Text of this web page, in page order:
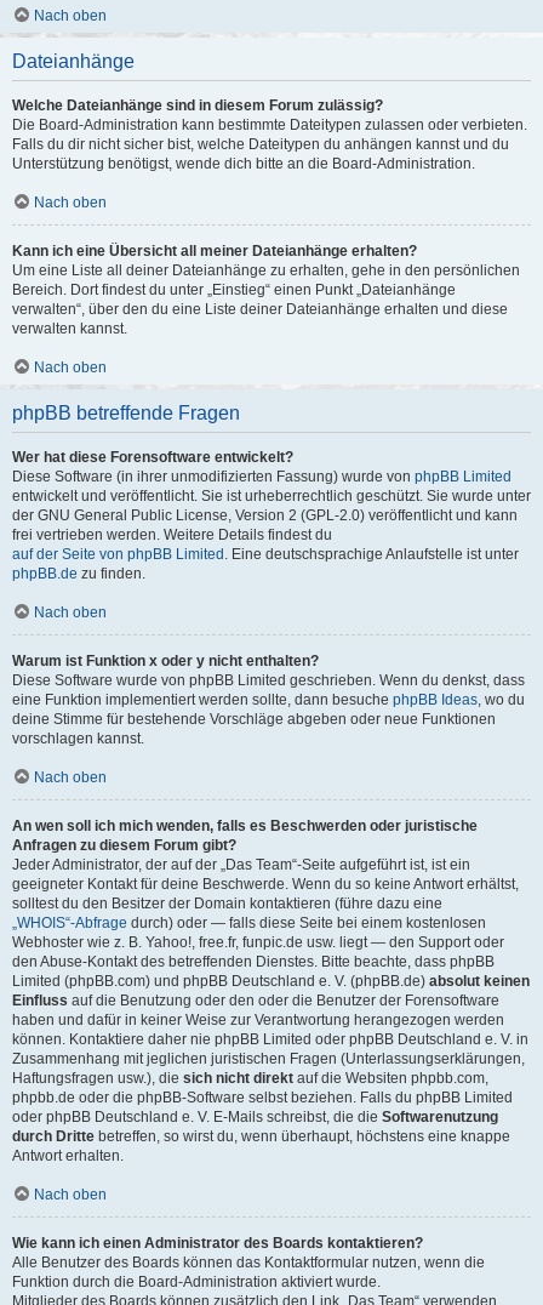
Nach oben
Dateianhänge
Welche Dateianhänge sind in diesem Forum zulässig?
Die Board-Administration kann bestimmte Dateitypen zulassen oder verbieten.
Falls du dir nicht sicher bist, welche Dateitypen du anhängen kannst und du
Unterstützung benötigst, wende dich bitte an die Board-Administration.
Nach oben
Kann ich eine Übersicht all meiner Dateianhänge erhalten?
Um eine Liste all deiner Dateianhänge zu erhalten, gehe in den persönlichen
Bereich. Dort findest du unter „Einstieg“ einen Punkt „Dateianhänge
verwalten“, über den du eine Liste deiner Dateianhänge erhalten und diese
verwalten kannst.
Nach oben
phpBB betreffende Fragen
Wer hat diese Forensoftware entwickelt?
Diese Software (in ihrer unmodifizierten Fassung) wurde von phpBB Limited
entwickelt und veröffentlicht. Sie ist urheberrechtlich geschützt. Sie wurde unter
der GNU General Public License, Version 2 (GPL-2.0) veröffentlicht und kann
frei vertrieben werden. Weitere Details findest du
auf der Seite von phpBB Limited . Eine deutschsprachige Anlaufstelle ist unter
phpBB.de zu finden.
Nach oben
Warum ist Funktion x oder y nicht enthalten?
Diese Software wurde von phpBB Limited geschrieben. Wenn du denkst, dass
eine Funktion implementiert werden sollte, dann besuche phpBB Ideas, wo du
deine Stimme für bestehende Vorschläge abgeben oder neue Funktionen
vorschlagen kannst.
Nach oben
An wen soll ich mich wenden, falls es Beschwerden oder juristische
Anfragen zu diesem Forum gibt?
Jeder Administrator, der auf der „Das Team“-Seite aufgeführt ist, ist ein
geeigneter Kontakt für deine Beschwerde. Wenn du so keine Antwort erhältst,
solltest du den Besitzer der Domain kontaktieren (führe dazu eine
„WHOIS“-Abfrage durch) oder — falls diese Seite bei einem kostenlosen
Webhoster wie z. B. Yahoo!, free.fr, funpic.de usw. liegt — den Support oder
den Abuse-Kontakt des betreffenden Dienstes. Bitte beachte, dass phpBB
Limited (phpBB.com) und phpBB Deutschland e. V. (phpBB.de) absolut keinen
Einfluss auf die Benutzung oder den oder die Benutzer der Forensoftware
haben und dafür in keiner Weise zur Verantwortung herangezogen werden
können. Kontaktiere daher nie phpBB Limited oder phpBB Deutschland e. V. in
Zusammenhang mit jeglichen juristischen Fragen (Unterlassungserklärungen,
Haftungsfragen usw.), die sich nicht direkt auf die Websiten phpbb.com,
phpbb.de oder die phpBB-Software selbst beziehen. Falls du phpBB Limited
oder phpBB Deutschland e. V. E-Mails schreibst, die die Softwarenutzung
durch Dritte betreffen, so wirst du, wenn überhaupt, höchstens eine knappe
Antwort erhalten.
Nach oben
Wie kann ich einen Administrator des Boards kontaktieren?
Alle Benutzer des Boards können das Kontaktformular nutzen, wenn die
Funktion durch die Board-Administration aktiviert wurde.
Mitglieder des Boards können zusätzlich den Link „Das Team“ verwenden.